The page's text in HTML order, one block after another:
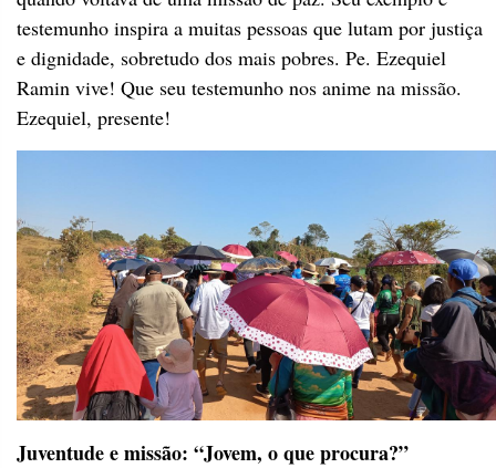
testemunho inspira a muitas pessoas que lutam por justiça
e dignidade, sobretudo dos mais pobres. Pe. Ezequiel
Ramin vive! Que seu testemunho nos anime na missão.
Ezequiel, presente!
Juventude e missão: “Jovem, o que procura?”